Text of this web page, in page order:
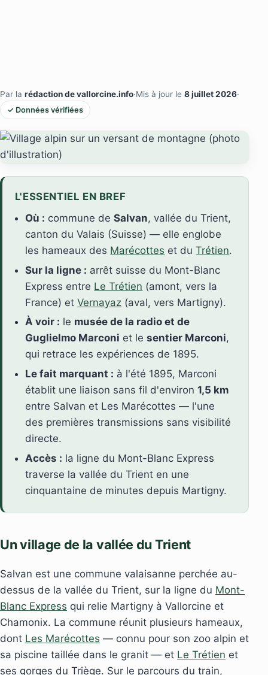
Par la rédaction de vallorcine.info·Mis à jour le 8 juillet 2026·
✓ Données vérifiées
L'ESSENTIEL EN BREF
Où : commune deSalvan, vallée du Trient,
canton du Valais (Suisse) — elle englobe
les hameaux des Marécottes et duTrétien.
Sur la ligne : arrêt suisse du Mont-Blanc
Express entre Le Trétien (amont, vers la
France) etVernayaz (aval, vers Martigny).
À voir : le musée de la radio et de
Guglielmo Marconi et lesentier Marconi,
qui retrace les expériences de 1895.
Le fait marquant : à l'été 1895, Marconi
établit une liaison sans fil d'environ1,5 km
entre Salvan et Les Marécottes — l'une
des premières transmissions sans visibilité
directe.
Accès : la ligne du Mont-Blanc Express
traverse la vallée du Trient en une
cinquantaine de minutes depuis Martigny.
Un village de la vallée du Trient
Salvan est une commune valaisanne perchée au-
dessus de la vallée du Trient, sur la ligne du Mont-
Blanc Express qui relie Martigny à Vallorcine et
Chamonix. La commune réunit plusieurs hameaux,
dont Les Marécottes — connu pour son zoo alpin et
sa piscine taillée dans le granit — et Le Trétien et
ses gorges du Triège. Sur le parcours du train,